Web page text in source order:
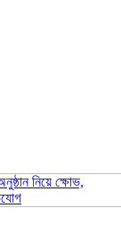
নিয়ে ক্ষোভ,